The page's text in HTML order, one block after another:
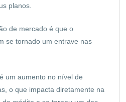
planos.
de mercado é que o
se tornado um entrave nas
um aumento no nível de
o que impacta diretamente na